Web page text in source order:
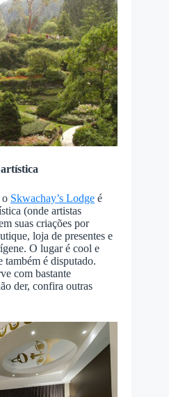
o Skwachay’s Lodge é
(onde artistas
suas criações por
loja de presentes e
O lugar é cool e
também é disputado.
com bastante
der, confira outras